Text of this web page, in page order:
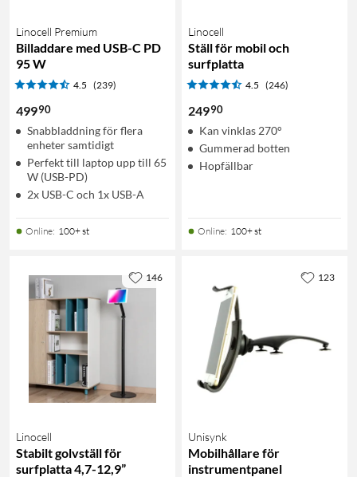
Linocell Premium
Billaddare med USB-C PD
95 W
4.5 (239)
49990
Snabbladdning för flera
enheter samtidigt
Perfekt till laptop upp till 65
W (USB-PD)
2x USB-C och 1x USB-A
Online: 100+ st
Linocell
Ställ för mobil och
surfplatta
4.5 (246)
24990
Kan vinklas 270°
Gummerad botten
Hopfällbar
Online: 100+ st
Linocell
Stabilt golvställ för
surfplatta 4,7-12,9”
146
Unisynk
Mobilhållare för
instrumentpanel
123